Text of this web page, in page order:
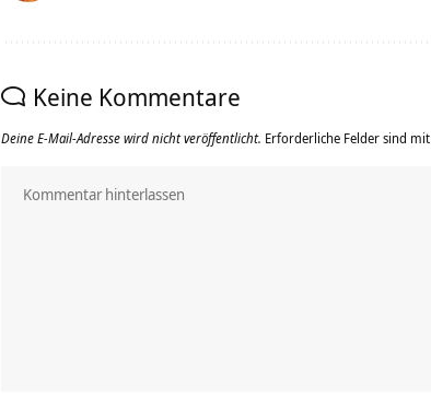
Keine Kommentare
Deine E-Mail-Adresse wird nicht veröffentlicht. Erforderliche Felder sind mit